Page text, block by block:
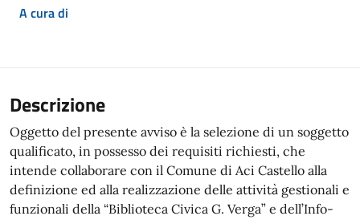
A cura di
Descrizione
Oggetto del presente avviso è la selezione di un soggetto
qualificato, in possesso dei requisiti richiesti, che
intende collaborare con il Comune di Aci Castello alla
definizione ed alla realizzazione delle attività gestionali e
funzionali della “Biblioteca Civica G. Verga” e dell’Info-